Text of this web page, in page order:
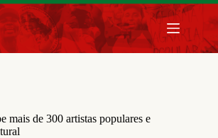
mais de 300 artistas populares e